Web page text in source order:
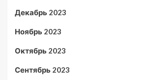
Декабрь 2023
Ноябрь 2023
Октябрь 2023
Сентябрь 2023